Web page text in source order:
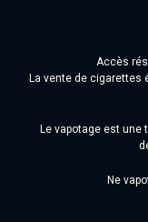
Accès
La vente de cigarettes
Le vapotage est
Ne